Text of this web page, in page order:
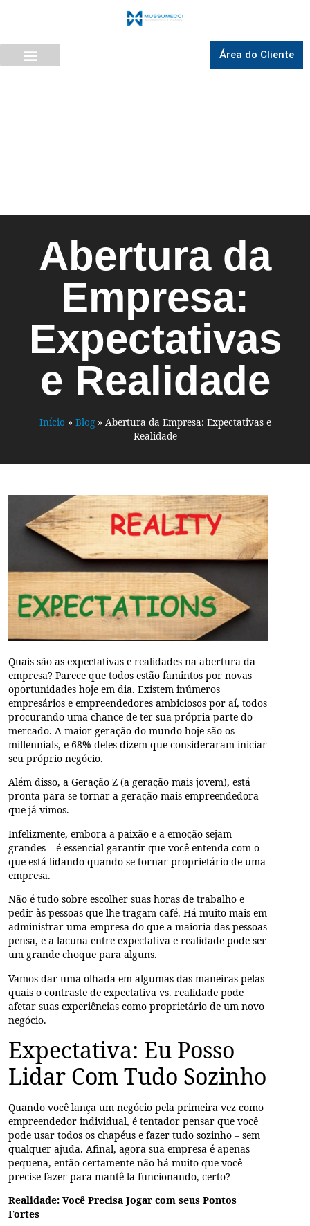
Área do Cliente
Abertura da
Empresa:
Expectativas
e Realidade
Início » Blog» Abertura da Empresa: Expectativas e
Realidade
Quais são as expectativas e realidades na abertura da
empresa? Parece que todos estão famintos por novas
oportunidades hoje em dia. Existem inúmeros
empresários e empreendedores ambiciosos por aí, todos
procurando uma chance de ter sua própria parte do
mercado. A maior geração do mundo hoje são os
millennials, e 68% deles dizem que consideraram iniciar
seu próprio negócio.
Além disso, a Geração Z (a geração mais jovem), está
pronta para se tornar a geração mais empreendedora
que já vimos.
Infelizmente, embora a paixão e a emoção sejam
grandes – é essencial garantir que você entenda com o
que está lidando quando se tornar proprietário de uma
empresa.
Não é tudo sobre escolher suas horas de trabalho e
pedir às pessoas que lhe tragam café. Há muito mais em
administrar uma empresa do que a maioria das pessoas
pensa, e a lacuna entre expectativa e realidade pode ser
um grande choque para alguns.
Vamos dar uma olhada em algumas das maneiras pelas
quais o contraste de expectativa vs. realidade pode
afetar suas experiências como proprietário de um novo
negócio.
Expectativa: Eu Posso
Lidar Com Tudo Sozinho
Quando você lança um negócio pela primeira vez como
empreendedor individual, é tentador pensar que você
pode usar todos os chapéus e fazer tudo sozinho – sem
qualquer ajuda. Afinal, agora sua empresa é apenas
pequena, então certamente não há muito que você
precise fazer para mantê-la funcionando, certo?
Realidade: Você Precisa Jogar com seus Pontos
Fortes